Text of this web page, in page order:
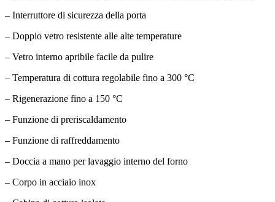
– Interruttore di sicurezza della porta
– Doppio vetro resistente alle alte temperature
– Vetro interno apribile facile da pulire
– Temperatura di cottura regolabile fino a 300 °C
– Rigenerazione fino a 150 °C
– Funzione di preriscaldamento
– Funzione di raffreddamento
– Doccia a mano per lavaggio interno del forno
– Corpo in acciaio inox